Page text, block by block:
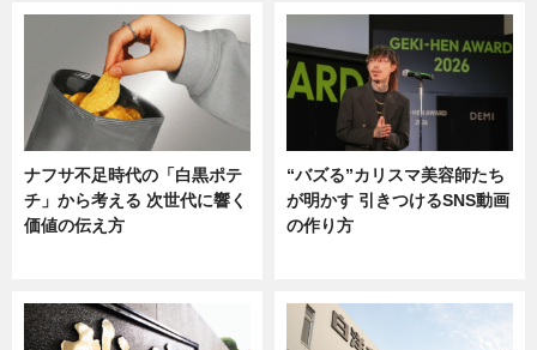
ナフサ不足時代の「白黒ポテ
チ」から考える 次世代に響く
価値の伝え方
“バズる”カリスマ美容師たち
が明かす 引きつけるSNS動画
の作り方